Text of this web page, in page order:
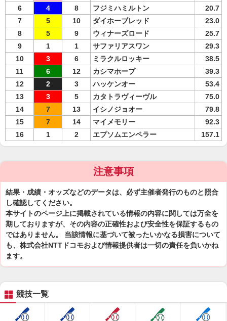
6
4 8 フジミハミルトン
20.7
7
5 10 ダイホーブレッド
23.0
8
5 9 ウィナーズロード
25.7
9
1 1 サファリアスワン
29.3
10
3 6 ミラクルロッキー
38.5
11
6 12 カシマホープ
39.3
12
2 3 ハッケンオー
53.4
13
3 5 カタトラヴィーヴル
75.0
14
7 13 イシノジョオー
79.8
15
7 14 マイメモリー
92.3
16
1 2 エプソムエンペラー 157.1
注意事項
結果・成績・オッズなどのデータは、必ず主催者発行のものと照合
し確認してください。
本サイトのページ上に掲載されている情報の内容に関しては万全を
期しておりますが、その内容の正確性および安全性を保証するもの
ではありません。 当該情報に基づいて被ったいかなる損害について
も、株式会社NTTドコモおよび情報提供者は一切の責任を負いかね
ます。
競技一覧